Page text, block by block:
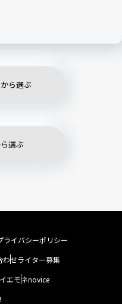
ら選ぶ
選ぶ
ライバシーポリシー
わせライター募集
イエモネnovice